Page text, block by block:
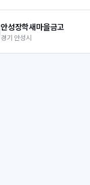
안성장학새마을금고
경기 안성시